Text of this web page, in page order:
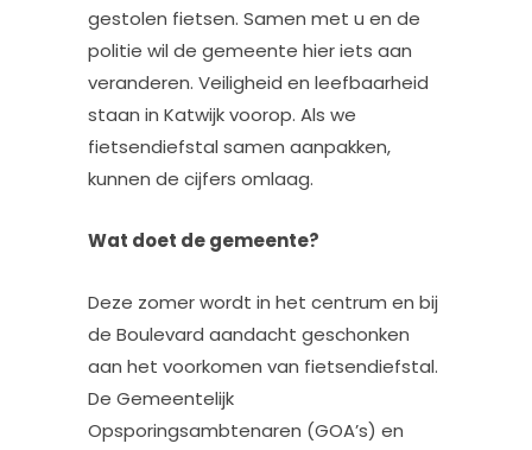
gestolen fietsen. Samen met u en de
politie wil de gemeente hier iets aan
veranderen. Veiligheid en leefbaarheid
staan in Katwijk voorop. Als we
fietsendiefstal samen aanpakken,
kunnen de cijfers omlaag.
Wat doet de gemeente?
Deze zomer wordt in het centrum en bij
de Boulevard aandacht geschonken
aan het voorkomen van fietsendiefstal.
De Gemeentelijk
Opsporingsambtenaren (GOA’s) en